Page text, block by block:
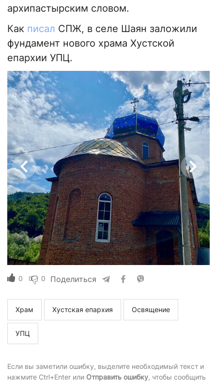
архипастырским словом.
Как писал СПЖ, в селе Шаян заложили
фундамент нового храма Хустской
епархии УПЦ.
0 0 Поделиться
Храм Хустская епархия Освящение
УПЦ
Если вы заметили ошибку, выделите необходимый текст и
нажмите Ctrl+Enter или Отправить ошибку, чтобы сообщить